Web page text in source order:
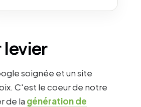
levier
soignée et un site
C'est le coeur de notre
de la génération de